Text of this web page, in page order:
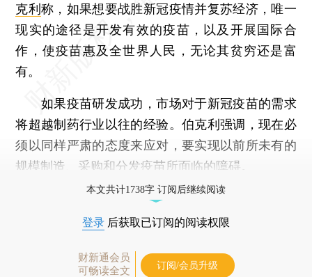
克利称，如果想要战胜新冠疫情并复苏经济，唯一
现实的途径是开发有效的疫苗，以及开展国际合
作，使疫苗惠及全世界人民，无论其贫穷还是富
有。
如果疫苗研发成功，市场对于新冠疫苗的需求
将超越制药行业以往的经验。伯克利强调，现在必
须以同样严肃的态度来应对，要实现以前所未有的
规模制造、采购和分发疫苗所面临的障碍。
本文共计1738字 订阅后继续阅读
登录 后获取已订阅的阅读权限
财新通会员
可畅读全文
订阅/会员升级